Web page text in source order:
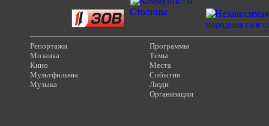
Репортажи
Мозаика
Кино
Мультфильмы
Музыка
Программы
Темы
Места
События
Люди
Организации